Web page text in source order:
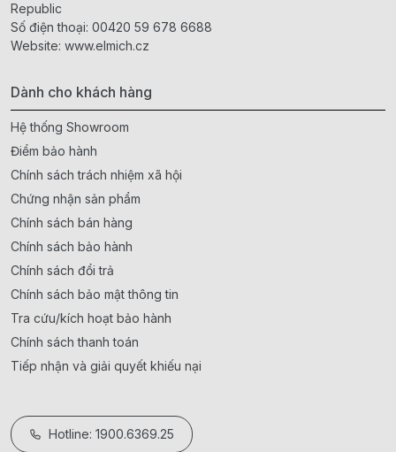
Republic
Số điện thoại: 00420 59 678 6688
Website: www.elmich.cz
Dành cho khách hàng
Hệ thống Showroom
Điểm bảo hành
Chính sách trách nhiệm xã hội
Chứng nhận sản phẩm
Chính sách bán hàng
Chính sách bảo hành
Chính sách đổi trả
Chính sách bảo mật thông tin
Tra cứu/kích hoạt bảo hành
Chính sách thanh toán
Tiếp nhận và giải quyết khiếu nại
Hotline: 1900.6369.25